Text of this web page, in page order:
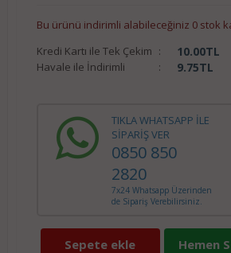
Bu ürünü indirimli alabileceğiniz 0 stok
Kredi Kartı ile Tek Çekim : 10.00TL
Havale ile İndirimli : 9.75TL
TIKLA WHATSAPP İLE
SİPARİŞ VER
0850 850
2820
7x24 Whatsapp Üzerinden
de Sipariş Verebilirsiniz.
Sepete ekle Hemen